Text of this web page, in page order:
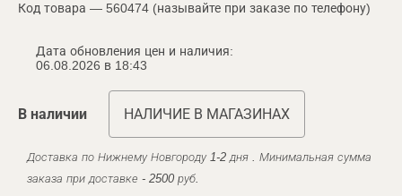
Код товара — 560474 (называйте при заказе по телефону)
Дата обновления цен и наличия:
06.08.2026 в 18:43
В наличии НАЛИЧИЕ В МАГАЗИНАХ
Доставка по Нижнему Новгороду 1-2 дня . Минимальная сумма
заказа при доставке - 2500 руб.